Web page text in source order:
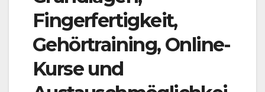
Fingerfertigkeit,
Gehörtraining, Online-
Kurse und